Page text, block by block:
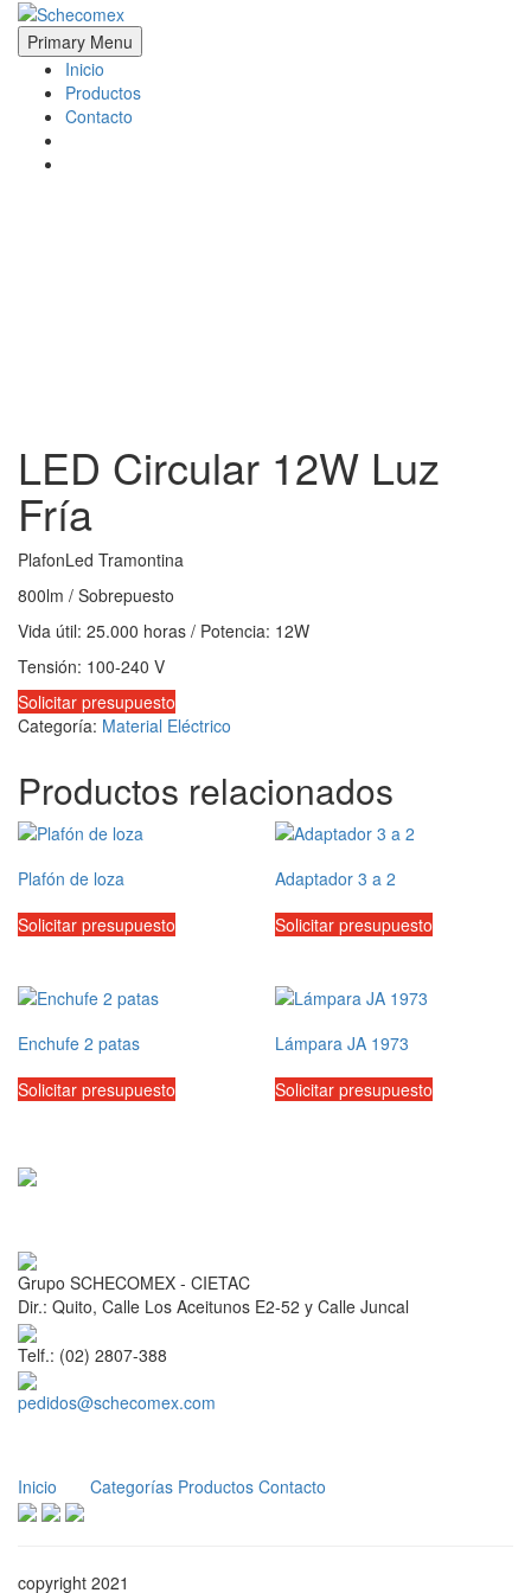
Skip
content
Schecomex
Herramientas, materiales y acabados para la construcción
Primary Menu
Inicio
Productos
Contacto
LED Circular 12W Luz
Fría
PlafonLed Tramontina
800lm / Sobrepuesto
Vida útil: 25.000 horas / Potencia: 12W
Tensión: 100-240 V
Solicitar presupuesto
Categoría: Material Eléctrico
Productos relacionados
Plafón de loza
Solicitar presupuesto
Adaptador 3 a 2
Solicitar presupuesto
Enchufe 2 patas
Solicitar presupuesto
Lámpara JA 1973
Solicitar presupuesto
Grupo SCHECOMEX - CIETAC
Dir.: Quito, Calle Los Aceitunos E2-52 y Calle Juncal
Telf.: (02) 2807-388
pedidos@schecomex.com
Inicio Categorías Productos Contacto
copyright 2021